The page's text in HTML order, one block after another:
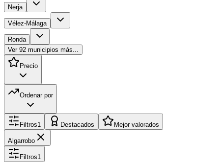
Nerja
Vélez-Málaga
Ronda
Ver 92 municipios más...
Precio
Ordenar por
Filtros1 Destacados Mejor valorados
Algarrobo
Filtros1